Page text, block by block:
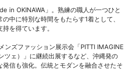
in OKINAWA」。熟練の職人が一つひと
中に特別な時間をもたらす1着として、
を得ています。
ンズファッション展示会「PITTI IMAGINE
ツェ）」に継続出展するなど、沖縄発の
信も強化。伝統とモダンを融合させたそ